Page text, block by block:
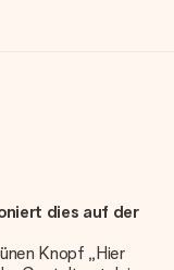
dies auf der
Knopf „Hier